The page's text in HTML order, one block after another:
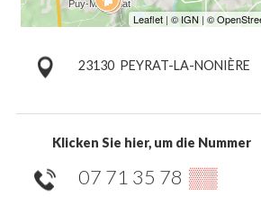
23130 PEYRAT-LA-NONIÈRE
Klicken Sie hier, um die Nummer
07 71 35 78 ▒▒